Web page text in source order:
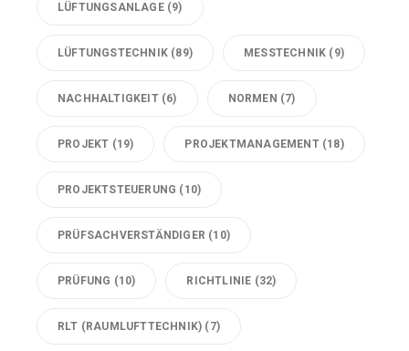
LÜFTUNGSANLAGE(9)
LÜFTUNGSTECHNIK (89) MESSTECHNIK (9)
NACHHALTIGKEIT(6) NORMEN (7)
PROJEKT (19) PROJEKTMANAGEMENT(18)
PROJEKTSTEUERUNG (10)
PRÜFSACHVERSTÄNDIGER (10)
PRÜFUNG (10) RICHTLINIE (32)
RLT (RAUMLUFTTECHNIK) (7)